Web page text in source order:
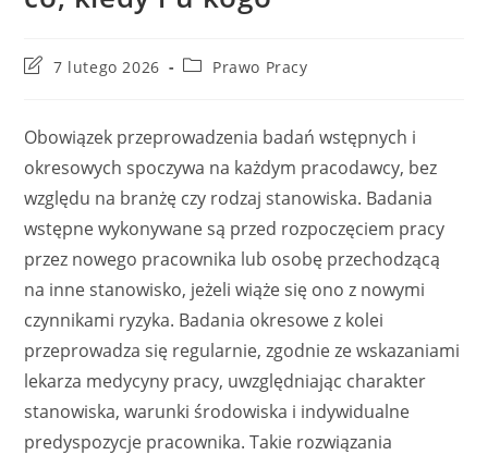
Post7 lutego 2026
PostPrawo Pracy
Obowiązek przeprowadzenia badań wstępnych i
okresowych spoczywa na każdym pracodawcy, bez
względu na branżę czy rodzaj stanowiska. Badania
wstępne wykonywane są przed rozpoczęciem pracy
przez nowego pracownika lub osobę przechodzącą
na inne stanowisko, jeżeli wiąże się ono z nowymi
czynnikami ryzyka. Badania okresowe z kolei
przeprowadza się regularnie, zgodnie ze wskazaniami
lekarza medycyny pracy, uwzględniając charakter
stanowiska, warunki środowiska i indywidualne
predyspozycje pracownika. Takie rozwiązania